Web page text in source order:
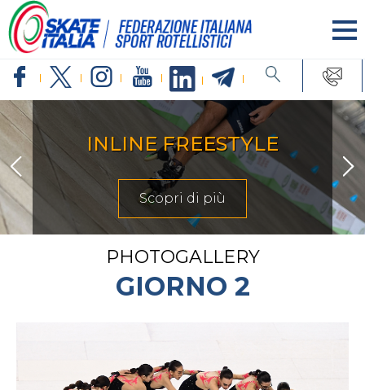
ARTISTICO
Scopri di più
PHOTOGALLERY
GIORNO 2